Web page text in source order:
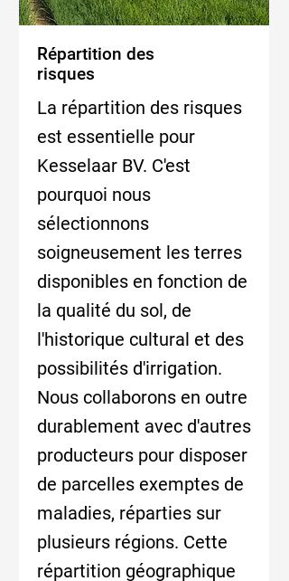
Répartition des
risques
La répartition des risques
est essentielle pour
Kesselaar BV. C'est
pourquoi nous
sélectionnons
soigneusement les terres
disponibles en fonction de
la qualité du sol, de
l'historique cultural et des
possibilités d'irrigation.
Nous collaborons en outre
durablement avec d'autres
producteurs pour disposer
de parcelles exemptes de
maladies, réparties sur
plusieurs régions. Cette
répartition géographique